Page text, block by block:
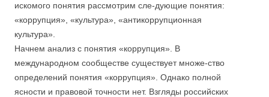
искомого понятия рассмотрим сле-дующие понятия:
«коррупция», «культура», «антикоррупционная
культура».
Начнем анализ с понятия «коррупция». В
международном сообществе существует множе-ство
определений понятия «коррупция». Однако полной
ясности и правовой точности нет. Взгляды российских